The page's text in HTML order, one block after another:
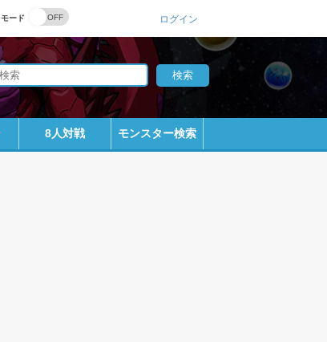
ード ログイン
8人対戦 モンスター検索